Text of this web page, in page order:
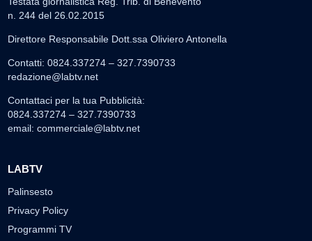
n. 244 del 26.02.2015
Direttore Responsabile Dott.ssa Oliviero Antonella
Contatti: 0824.337274 – 327.7390733
redazione@labtv.net
Contattaci per la tua Pubblicità:
0824.337274 – 327.7390733
email: commerciale@labtv.net
LABTV
Palinsesto
Privacy Policy
Programmi TV